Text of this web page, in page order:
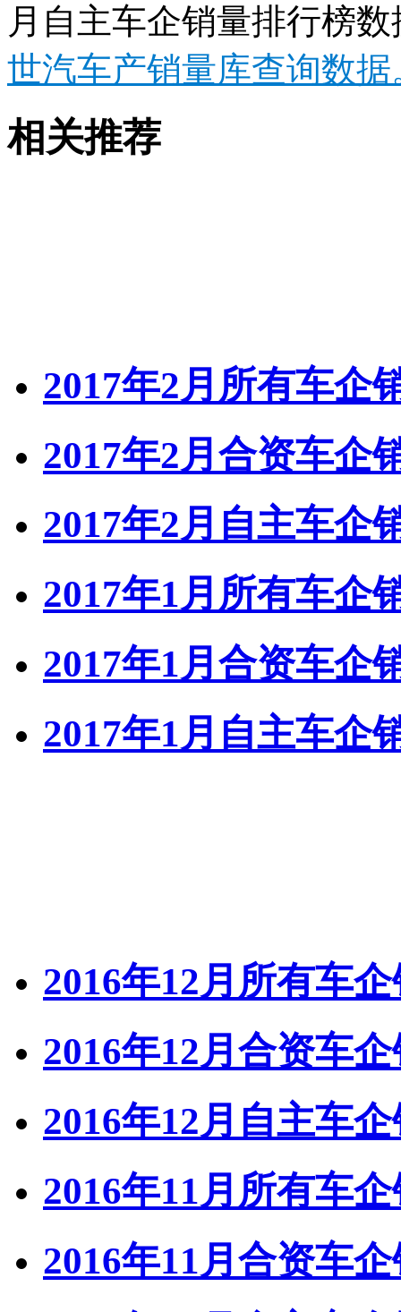
月自主车企销量排行榜
世汽车产销量库查询数据
相关推荐
2017年2月所有车企
2017年2月合资车企
2017年2月自主车企
2017年1月所有车企
2017年1月合资车企
2017年1月自主车企
2016年12月所有车
2016年12月合资车
2016年12月自主车
2016年11月所有车
2016年11月合资车